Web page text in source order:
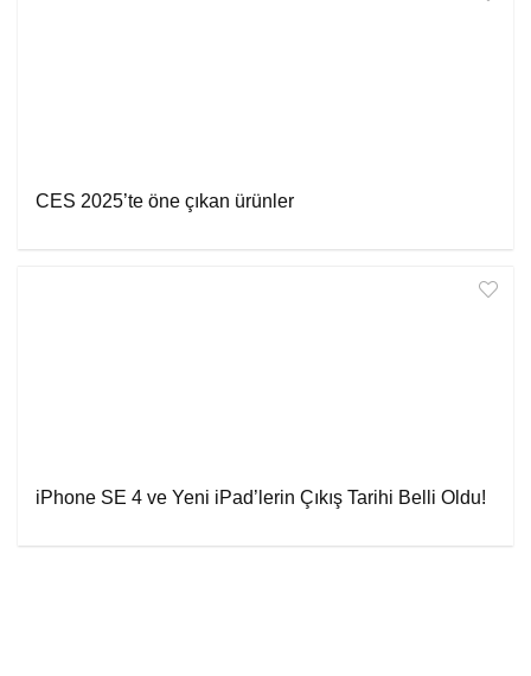
CES 2025’te öne çıkan ürünler
iPhone SE 4 ve Yeni iPad’lerin Çıkış Tarihi Belli Oldu!